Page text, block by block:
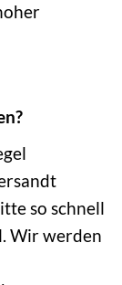
so schnell
Wir werden